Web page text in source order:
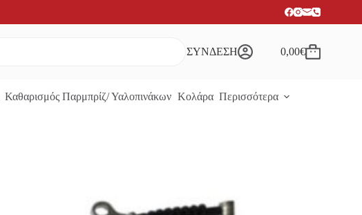
ΣΥΝΔΕΣΗ
Καλάθι
0,00€
Καθαρισμός Παρμπρίζ/ Υαλοπινάκων Κολάρα Περισσότερα